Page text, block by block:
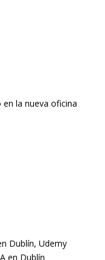
la nueva oficina
Dublín, Udemy
en Dublín